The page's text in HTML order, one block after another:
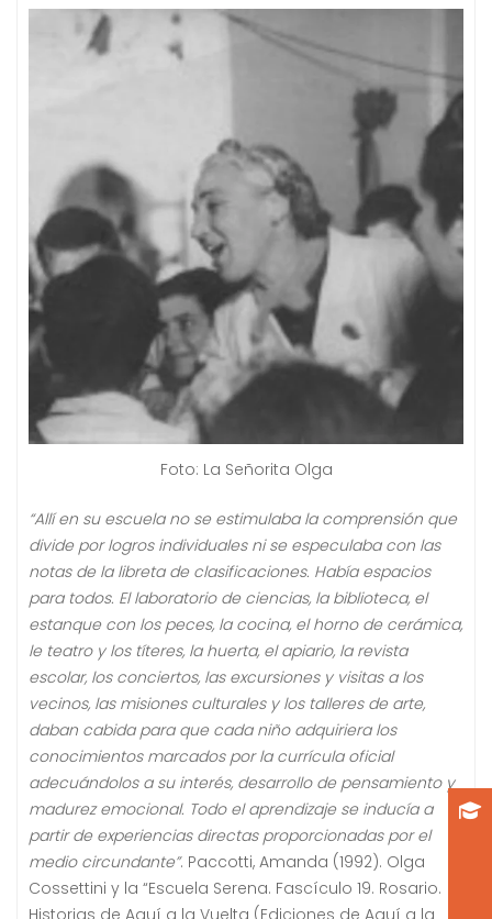
Foto: La Señorita Olga
“Allí en su escuela no se estimulaba la comprensión que
divide por logros individuales ni se especulaba con las
notas de la libreta de clasificaciones. Había espacios
para todos. El laboratorio de ciencias, la biblioteca, el
estanque con los peces, la cocina, el horno de cerámica,
le teatro y los títeres, la huerta, el apiario, la revista
escolar, los conciertos, las excursiones y visitas a los
vecinos, las misiones culturales y los talleres de arte,
daban cabida para que cada niño adquiriera los
conocimientos marcados por la currícula oficial
adecuándolos a su interés, desarrollo de pensamiento y
madurez emocional. Todo el aprendizaje se inducía a
partir de experiencias directas proporcionadas por el
medio circundante”. Paccotti, Amanda (1992). Olga
Cossettini y la “Escuela Serena. Fascículo 19. Rosario.